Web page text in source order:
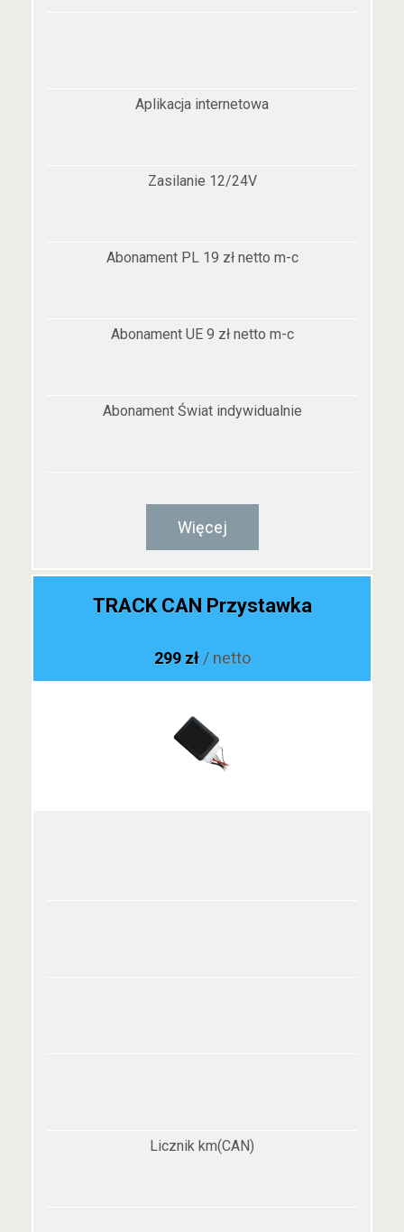
Aplikacja internetowa
Zasilanie 12/24V
Abonament PL 19 zł netto m-c
Abonament UE 9 zł netto m-c
Abonament Świat indywidualnie
Więcej
TRACK CAN Przystawka
299 zł / netto
Licznik km(CAN)